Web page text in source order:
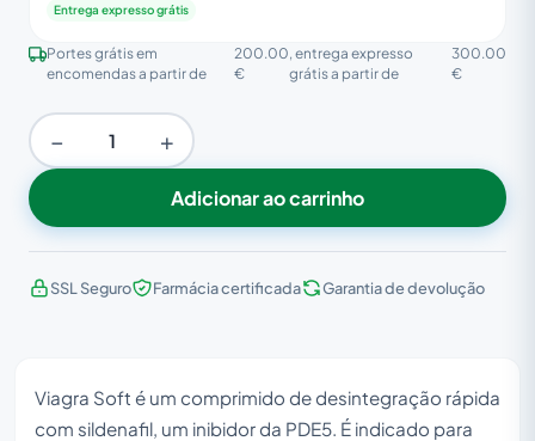
Entrega expresso grátis
Portes grátis em
encomendas a partir de
200.00
€
, entrega expresso
grátis a partir de
300.00
€
− +
Adicionar ao carrinho
SSL Seguro Farmácia certificada Garantia de devolução
Viagra Soft é um comprimido de desintegração rápida
com sildenafil, um inibidor da PDE5. É indicado para